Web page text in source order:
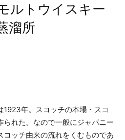
ルトウイスキー
溜所
1923年。スコッチの本場・スコ
られた。なので一般にジャパニー
コッチ由来の流れをくむものであ